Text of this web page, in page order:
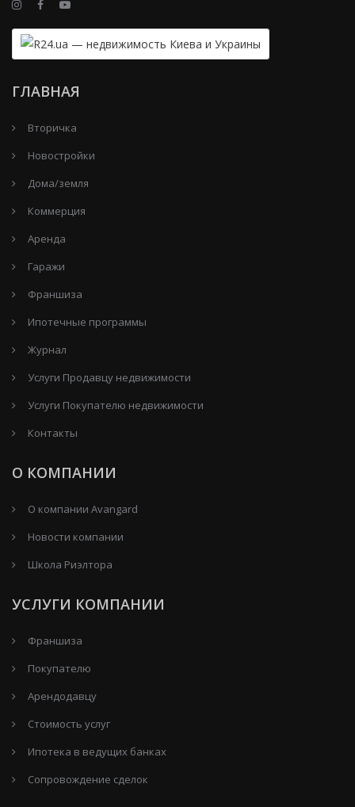
ГЛАВНАЯ
Вторичка
Новостройки
Дома/земля
Коммерция
Аренда
Гаражи
Франшиза
Ипотечные программы
Журнал
Услуги Продавцу недвижимости
Услуги Покупателю недвижимости
Контакты
О КОМПАНИИ
О компании Avangard
Новости компании
Школа Риэлтора
УСЛУГИ КОМПАНИИ
Франшиза
Покупателю
Арендодавцу
Стоимость услуг
Ипотека в ведущих банках
Сопровождение сделок